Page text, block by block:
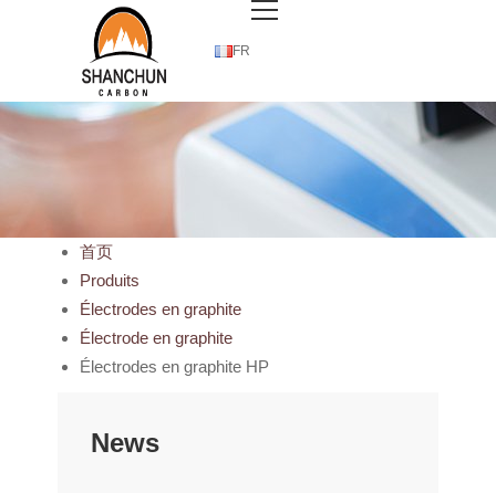
FR
首页
Produits
Électrodes en graphite
Électrode en graphite
Électrodes en graphite HP
News